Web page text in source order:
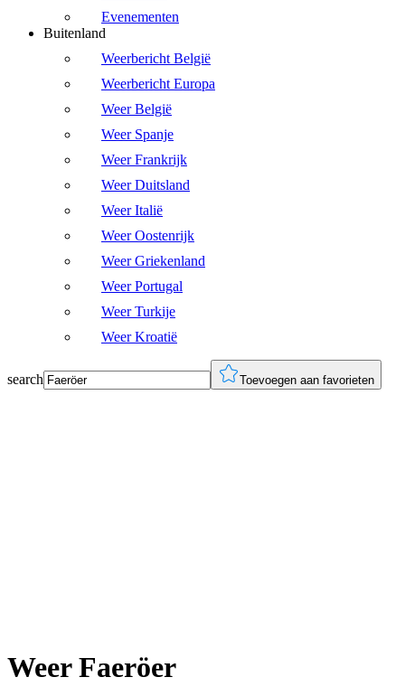
Evenementen
Buitenland
Weerbericht België
Weerbericht Europa
Weer België
Weer Spanje
Weer Frankrijk
Weer Duitsland
Weer Italië
Weer Oostenrijk
Weer Griekenland
Weer Portugal
Weer Turkije
Weer Kroatië
search Toevoegen aan favorieten
Weer Faeröer